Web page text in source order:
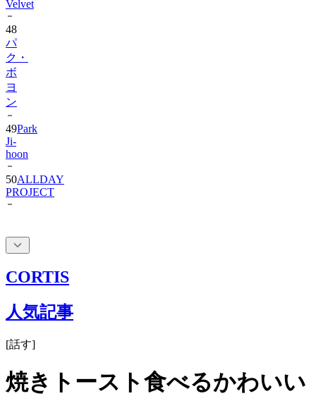
Velvet
48
パ
ク・
ボ
ヨ
ン
49Park
Ji-
hoon
50ALLDAY
PROJECT
CORTIS
人気記事
[話す]
焼きトースト食べるかわいい